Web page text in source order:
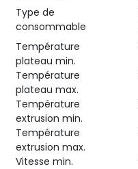
Type de
consommable
Température
plateau min.
Température
plateau max.
Température
extrusion min.
Température
extrusion max.
Vitesse min.